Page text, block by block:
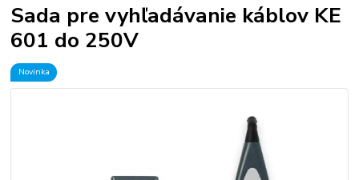
Sada pre vyhľadávanie káblov KE
601 do 250V
Novinka